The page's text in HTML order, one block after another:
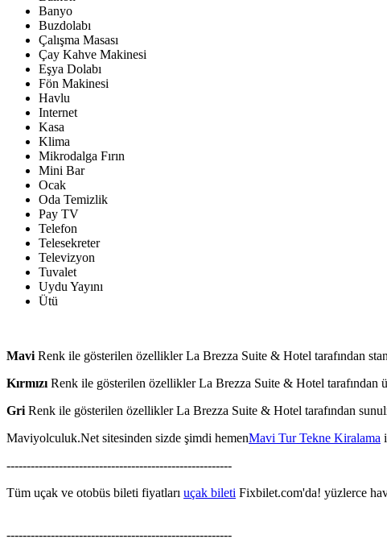
Banyo
Buzdolabı
Çalışma Masası
Çay Kahve Makinesi
Eşya Dolabı
Fön Makinesi
Havlu
Internet
Kasa
Klima
Mikrodalga Fırın
Mini Bar
Ocak
Oda Temizlik
Pay TV
Telefon
Telesekreter
Televizyon
Tuvalet
Uydu Yayını
Ütü
Mavi Renk ile gösterilen özellikler La Brezza Suite & Hotel tarafından
Kırmızı Renk ile gösterilen özellikler La Brezza Suite & Hotel tarafından
Gri Renk ile gösterilen özellikler La Brezza Suite & Hotel tarafından
Maviyolculuk.Net sitesinden sizde şimdi hemenMavi Tur Tekne Kiralama
--------------------------------------------------------
Tüm uçak ve otobüs bileti fiyatları uçak bileti Fixbilet.com'da! yüzlerce
--------------------------------------------------------